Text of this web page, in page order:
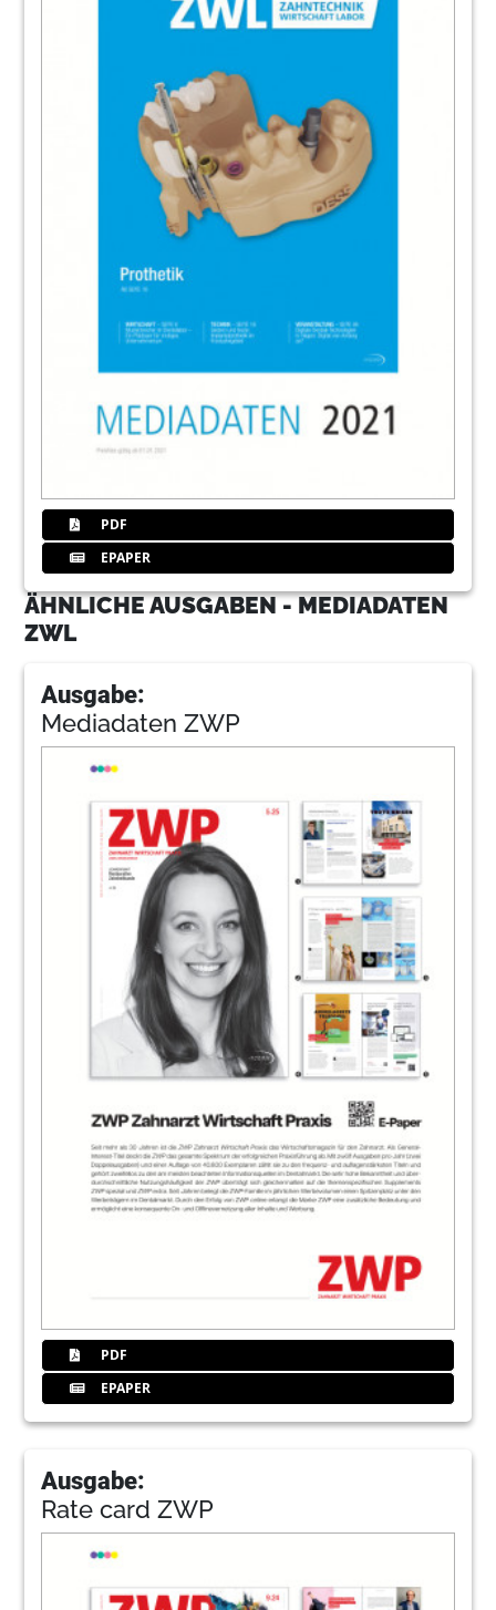
PDF
EPAPER
ÄHNLICHE AUSGABEN - MEDIADATEN
ZWL
Ausgabe:
Mediadaten ZWP
PDF
EPAPER
Ausgabe:
Rate card ZWP